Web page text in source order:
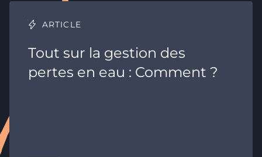
ARTICLE
Tout sur la gestion des
pertes en eau : Comment ?